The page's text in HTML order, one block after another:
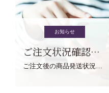
お知らせ
ご注文状況確認について